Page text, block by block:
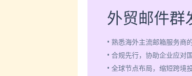
外贸邮件群
• 熟悉海外主流邮箱服务商
• 合规先行，协助企业应对
• 全球节点布局，缩短跨境